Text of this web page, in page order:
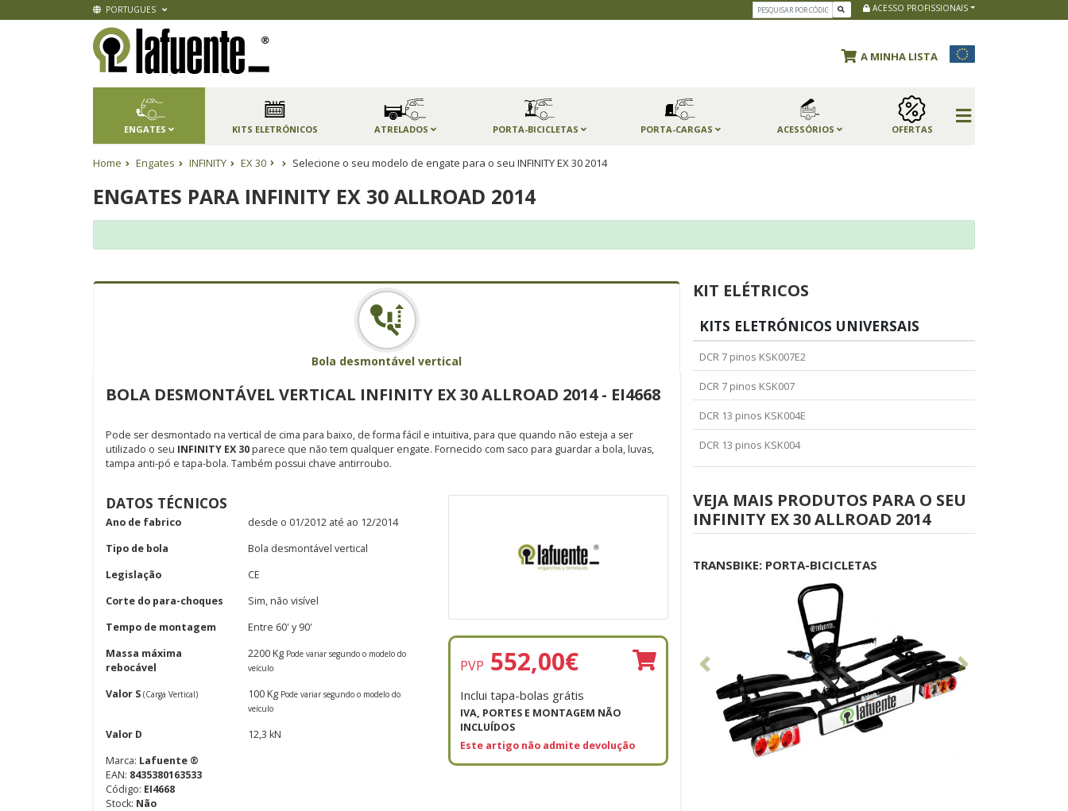
PORTUGUES ACESSO PROFISSIONAIS
A MINHA LISTA
ENGATES KITS ELETRÓNICOS ATRELADOS PORTA-BICICLETAS PORTA-CARGAS ACESSÓRIOS OFERTAS
Home Engates INFINITY EX 30 Selecione o seu modelo de engate para o seu INFINITY EX 30 2014
ENGATES PARA INFINITY EX 30 ALLROAD 2014
Bola desmontável vertical
BOLA DESMONTÁVEL VERTICAL INFINITY EX 30 ALLROAD 2014 - EI4668
Pode ser desmontado na vertical de cima para baixo, de forma fácil e intuitiva, para que quando não esteja a ser
utilizado o seu INFINITY EX 30 parece que não tem qualquer engate. Fornecido com saco para guardar a bola, luvas,
tampa anti-pó e tapa-bola. Também possui chave antirroubo.
DATOS TÉCNICOS
Ano de fabrico
desde o 01/2012 até ao 12/2014
Tipo de bola
Bola desmontável vertical
Legislação
CE
Corte do para-choques
Sim, não visível
Tempo de montagem
Entre 60' y 90'
Massa máxima
rebocável
2200 Kg Pode variar segundo o modelo do
veículo
Valor S (Carga Vertical) 100 Kg Pode variar segundo o modelo do
veículo
Valor D
12,3 kN
Marca: Lafuente ®
EAN: 8435380163533
Código: EI4668
Stock: Não
PVP 552,00€
Inclui tapa-bolas grátis
IVA, PORTES E MONTAGEM NÃO
INCLUÍDOS
Este artigo não admite devolução
KIT ELÉTRICOS
KITS ELETRÓNICOS UNIVERSAIS
DCR 7 pinos KSK007E2
DCR 7 pinos KSK007
DCR 13 pinos KSK004E
DCR 13 pinos KSK004
VEJA MAIS PRODUTOS PARA O SEU
INFINITY EX 30 ALLROAD 2014
TRANSBIKE: PORTA-BICICLETAS